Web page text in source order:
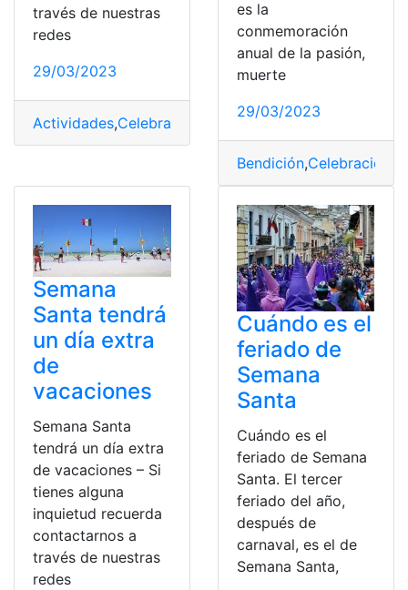
través de nuestras
redes
29/03/2023
Actividades,Celebración Perú Semana Santa
es la
conmemoración
anual de la pasión,
muerte
29/03/2023
Bendición,Celebración
Semana
Santa tendrá
un día extra
de
vacaciones
Semana Santa
tendrá un día extra
de vacaciones – Si
tienes alguna
inquietud recuerda
contactarnos a
través de nuestras
redes
Cuándo es el
feriado de
Semana
Santa
Cuándo es el
feriado de Semana
Santa. El tercer
feriado del año,
después de
carnaval, es el de
Semana Santa,